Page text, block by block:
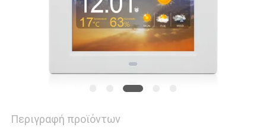
Περιγραφή προϊόντων